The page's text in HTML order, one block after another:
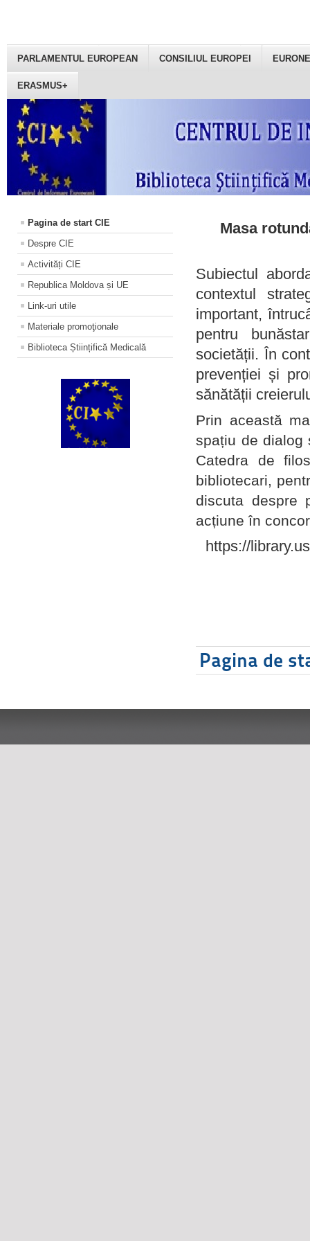
PARLAMENTUL EUROPEAN CONSILIUL EUROPEI
ERASMUS+
Pagina de start CIE
Despre CIE
Activități CIE
Republica Moldova și UE
Link-uri utile
Materiale promoţionale
Biblioteca Științifică Medicală
Masa
Subiectul
contextul
important,
pentru
societății. În
prevenției și
sănătății
Prin această
spațiu de dialog
Catedra de
bibliotecari,
discuta despre
acțiune în
https://
Pagina de